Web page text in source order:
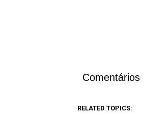
Comentários
RELATED TOPICS: